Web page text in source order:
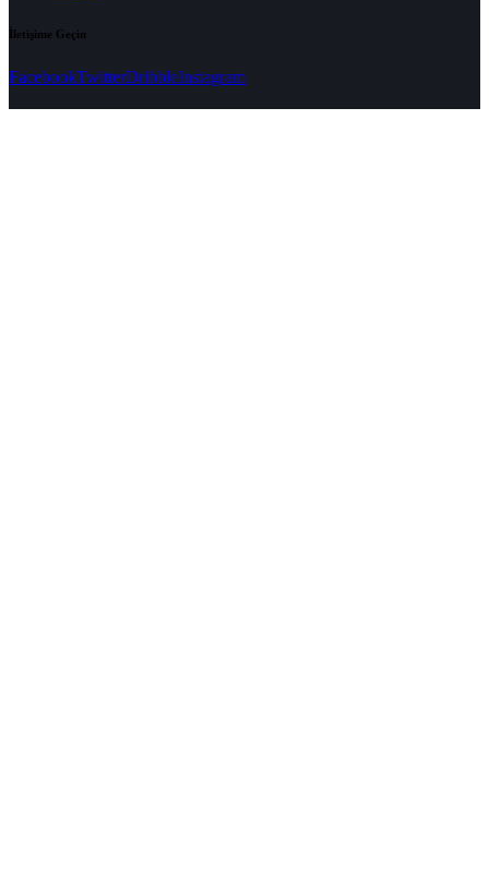
İletişime Geçin
FacebookTwitterDribbleInstagram